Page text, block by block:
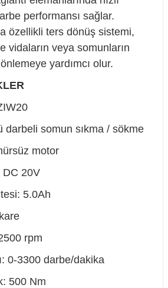
performansı sağlar.
özellikli ters dönüş sistemi,
vidaların veya somunların
yardımcı olur.
somun sıkma / sökme
motor
DC 20V
5.0Ah
rpm
0-3300 darbe/dakika
500 Nm